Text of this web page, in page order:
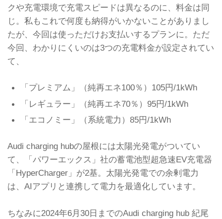
クや充電環境で充電スピードは異なるのに、料金は同
じ。私もこれで何度も納得がいかないことがありまし
たが、今回は使っただけお支払いするプランに。ただ
今回、わかりにくいのは3つの充電料金が設定されてい
て、
「プレミアム」（純再エネ100％）105円/1kWh
「レギュラー」（純再エネ70％）95円/1kWh
「エコノミー」（系統電力）85円/1kWh
Audi charging hubの屋根には太陽光発電がついてい
て、「パワーエックス」社の蓄電池型超急速EV充電器
「HyperCharger」が2基。太陽光発電での余剰電力
は、AIアプリと連携して電力を最適化しています。
ちなみに2024年6月30日までのAudi charging hub 紀尾